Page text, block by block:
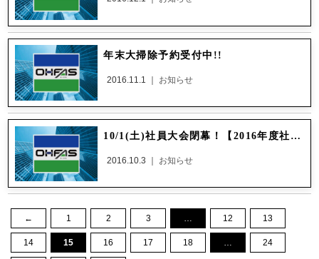
年末大掃除予約受付中!!
2016.11.1 ｜ お知らせ
10/1(土)社員大会閉幕！【2016年度社員大会/QC結果発表】
2016.10.3 ｜ お知らせ
← 1 2 3 12 13
14 15 16 17 18 24